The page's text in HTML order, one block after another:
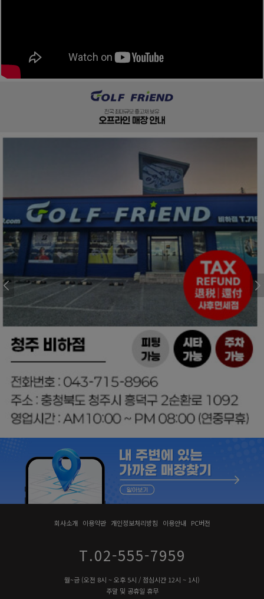
회사소개 이용약관 개인정보처리방침 이용안내 PC버전
T.02-555-7959
월~금 (오전 8시 ~ 오후 5시 / 점심시간 12시 ~ 1시)
주말 및 공휴일 휴무